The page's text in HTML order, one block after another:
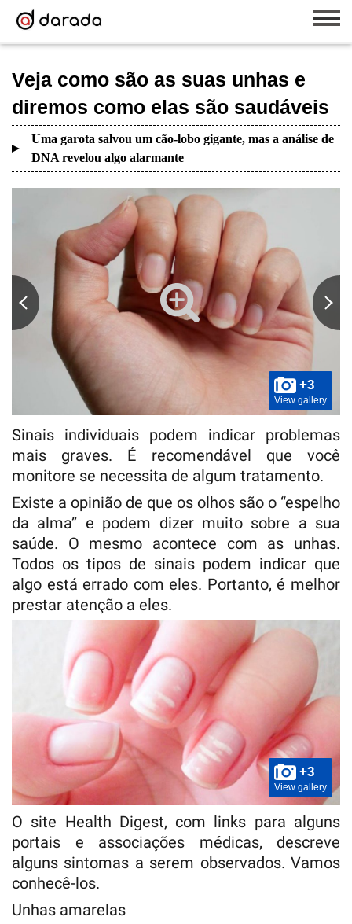
Veja como são as suas unhas e
diremos como elas são saudáveis
Uma garota salvou um cão-lobo gigante, mas a análise de
DNA revelou algo alarmante
+3
View gallery
Sinais individuais podem indicar problemas
mais graves. É recomendável que você
monitore se necessita de algum tratamento.
Existe a opinião de que os olhos são o “espelho
da alma” e podem dizer muito sobre a sua
saúde. O mesmo acontece com as unhas.
Todos os tipos de sinais podem indicar que
algo está errado com eles. Portanto, é melhor
prestar atenção a eles.
+3
View gallery
O site Health Digest, com links para alguns
portais e associações médicas, descreve
alguns sintomas a serem observados. Vamos
conhecê-los.
Unhas amarelas